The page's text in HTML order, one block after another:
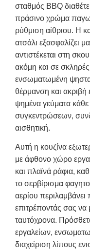
σταθμός BBQ
πράσινο χρώμα
ρύθμιση αίθριου. Η
ατσάλι εξασφαλίζει
αντιστέκεται στη
ακόμη και σε
ενσωματωμένη
θέρμανση και ακριβή
ψημένα γεύματα κάθε
συγκεντρώσεων,
αισθητική.
Αυτή η κουζίνα
με άφθονο χώρο
και πλαϊνά ράφια,
το σερβίρισμα
αερίου
επιτρέποντάς σας να
ταυτόχρονα.
εργαλείων,
διαχείριση λίπους